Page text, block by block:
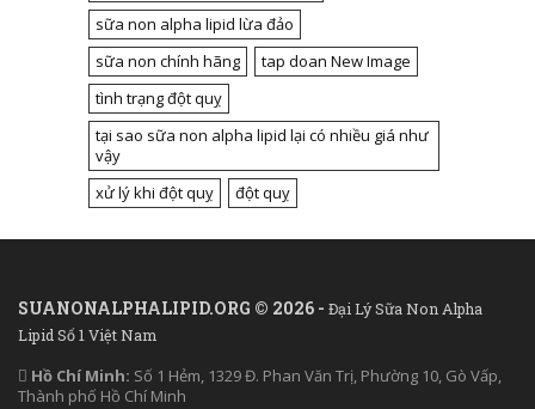
sữa non alpha lipid lừa đảo
sữa non chính hãng
tap doan New Image
tình trạng đột quỵ
tại sao sữa non alpha lipid lại có nhiều giá như
vậy
xử lý khi đột quỵ
đột quỵ
SUANONALPHALIPID.ORG © 2026 - Đại Lý Sữa Non Alpha
Lipid Số 1 Việt Nam
Hồ Chí Minh: Số 1 Hẻm, 1329 Đ. Phan Văn Trị, Phường 10, Gò Vấp,
Thành phố Hồ Chí Minh